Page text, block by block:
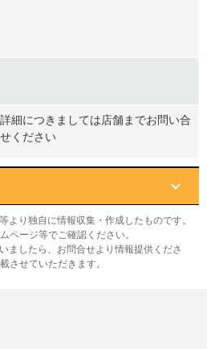
細につきましては店舗までお問い合
ください
より独自に情報収集・作成したものです。
ページ等でご確認ください。
ましたら、お問合せより情報提供くださ
させていただきます。